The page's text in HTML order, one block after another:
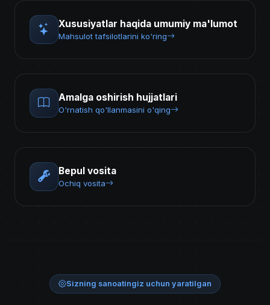
Xususiyatlar haqida umumiy ma'lumot
Mahsulot tafsilotlarini ko'ring
Amalga oshirish hujjatlari
O'rnatish qo'llanmasini o'qing
Bepul vosita
Ochiq vosita
Sizning sanoatingiz uchun yaratilgan